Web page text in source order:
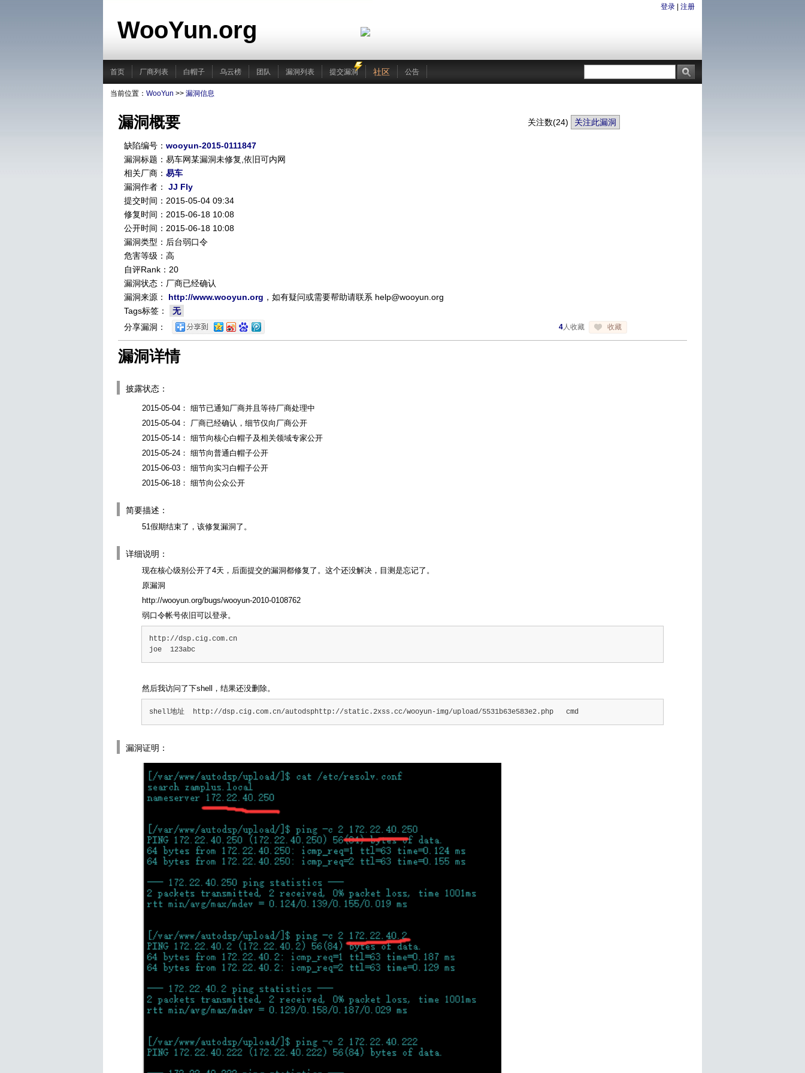
WooYun.org
登录 注册
首页 厂商列表 白帽子 乌云榜 团队 漏洞列表 提交漏洞 社区 公告
当前位置： WooYun >> 漏洞信息
漏洞概要 关注数(24) 关注此漏洞
缺陷编号： wooyun-2015-0111847
漏洞标题：易车网某漏洞未修复,依旧可内网
相关厂商： 易车
漏洞作者： JJ Fly
提交时间：2015-05-04 09:34
修复时间：2015-06-18 10:08
公开时间：2015-06-18 10:08
漏洞类型：后台弱口令
危害等级：高
自评Rank：20
漏洞状态：厂商已经确认
漏洞来源： http://www.wooyun.org ，如有疑问或需要帮助请联系 help@wooyun.org
Tags标签：
无
4人收藏 收藏
分享漏洞：
漏洞详情
披露状态：
2015-05-04： 细节已通知厂商并且等待厂商处理中
2015-05-04： 厂商已经确认，细节仅向厂商公开
2015-05-14： 细节向核心白帽子及相关领域专家公开
2015-05-24： 细节向普通白帽子公开
2015-06-03： 细节向实习白帽子公开
2015-06-18： 细节向公众公开
简要描述：
51假期结束了，该修复漏洞了。
详细说明：
现在核心级别公开了4天，后面提交的漏洞都修复了。这个还没解决，目测是忘记了。
原漏洞
http://wooyun.org/bugs/wooyun-2010-0108762
弱口令帐号依旧可以登录。
http://dsp.cig.com.cn
joe  123abc
然后我访问了下shell，结果还没删除。
shell地址  http://dsp.cig.com.cn/autodsphttp://static.2xss.cc/wooyun-img/upload/5531b63e583e2.php   cmd
漏洞证明：